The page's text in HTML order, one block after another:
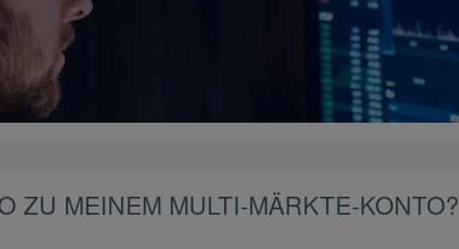
ZU MEINEM MULTI-MÄRKTE-KONTO?